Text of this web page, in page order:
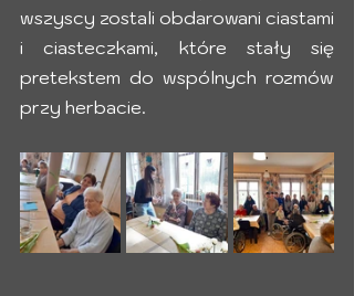
wszyscy zostali obdarowani ciastami
i ciasteczkami, które stały się
pretekstem do wspólnych rozmów
przy herbacie.